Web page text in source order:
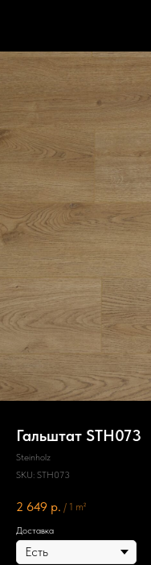
Гальштат STH073
Steinholz
SKU: STH073
2 649 р. / 1 m²
Доставка